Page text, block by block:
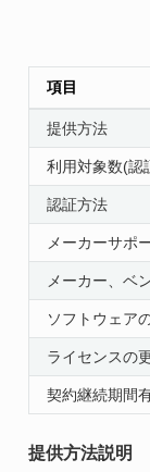
項目
提供方法
利用対象数(認
認証方法
メーカーサポ
メーカー、ベ
ソフトウェア
ライセンスの
契約継続期間
提供方法説明